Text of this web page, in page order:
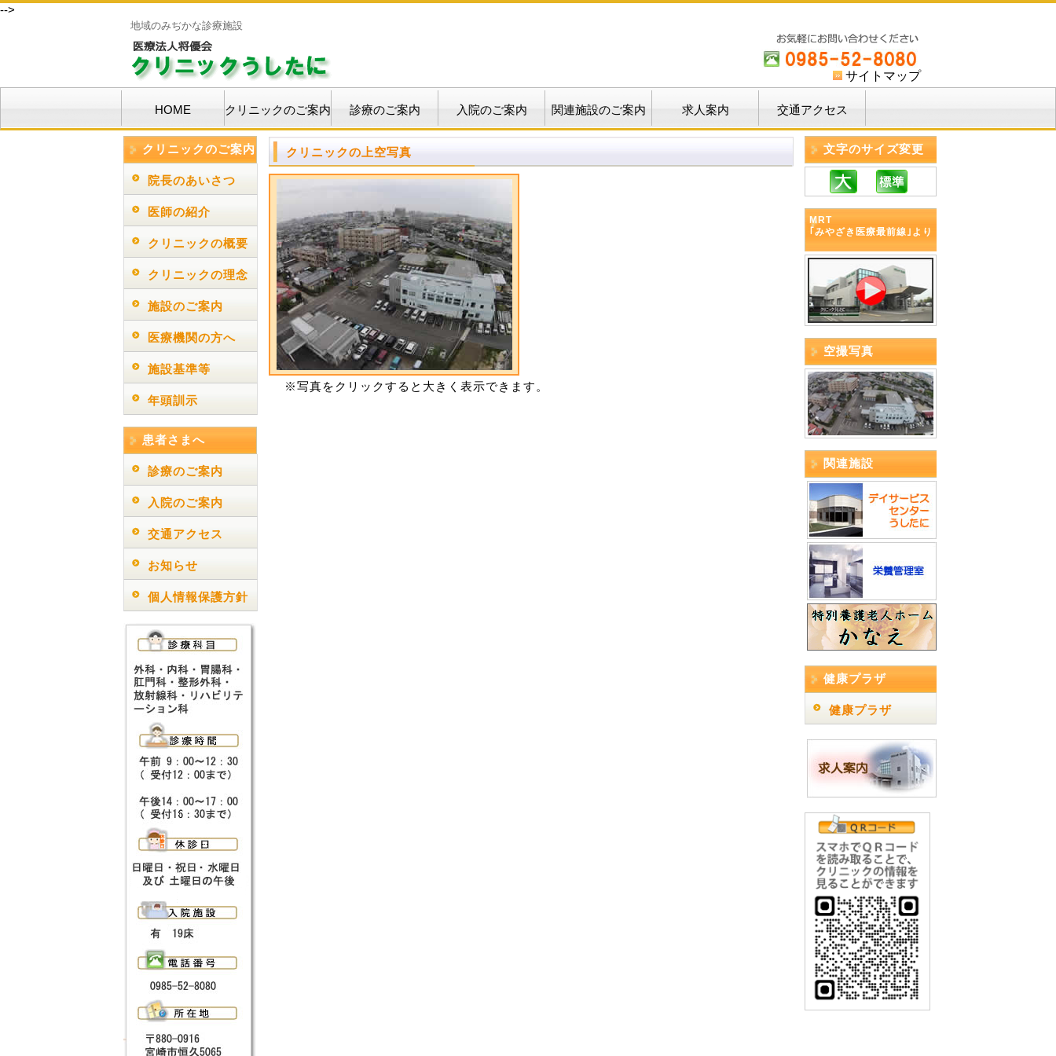
-->
地域のみぢかな診療施設
サイトマップ
HOME クリニックのご案内 診療のご案内 入院のご案内 関連施設のご案内 求人案内 交通アクセス
クリニックのご案内
院長のあいさつ
医師の紹介
クリニックの概要
クリニックの理念
施設のご案内
医療機関の方へ
施設基準等
年頭訓示
患者さまへ
診療のご案内
入院のご案内
交通アクセス
お知らせ
個人情報保護方針
クリニックの上空写真
※写真をクリックすると大きく表示できます。
文字のサイズ変更
MRT
｢みやざき医療最前線｣より
空撮写真
関連施設
健康プラザ
健康プラザ